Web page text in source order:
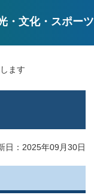
・文化・スポーツ
ます
日：2025年09月30日